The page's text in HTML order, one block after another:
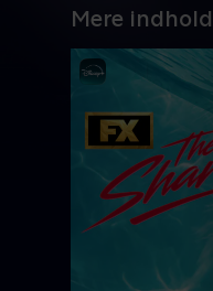
Mere